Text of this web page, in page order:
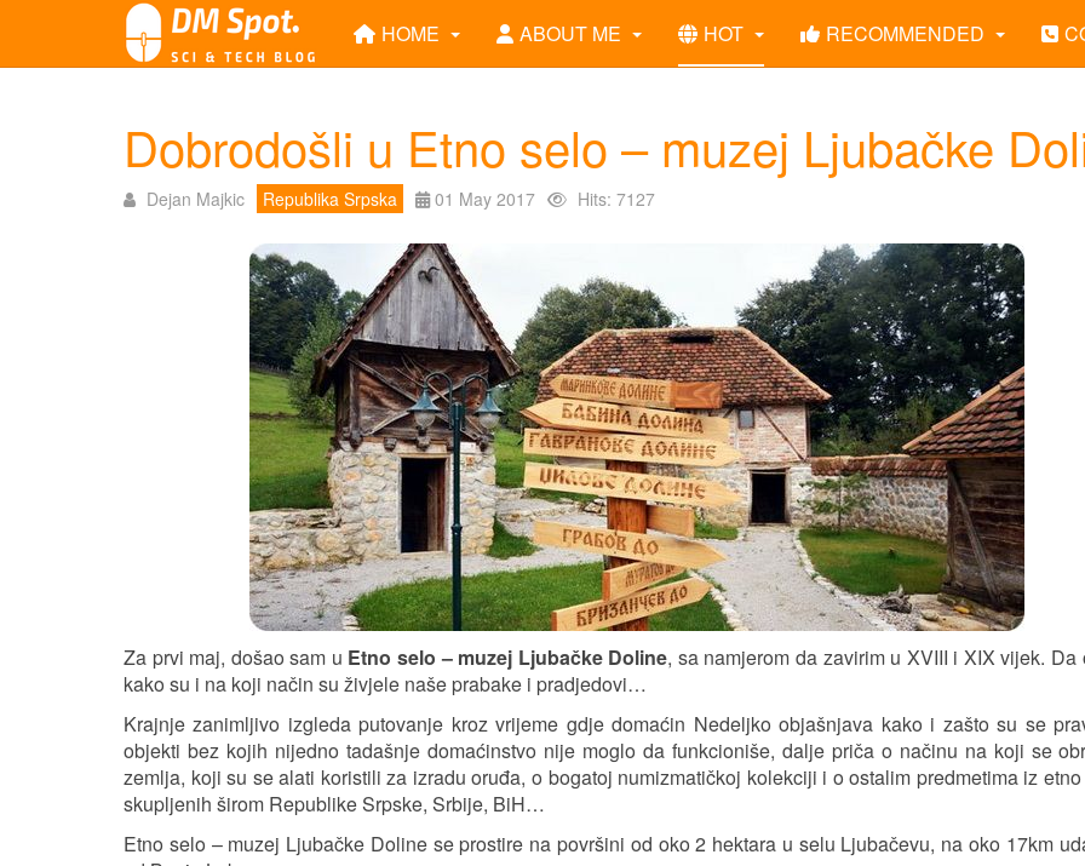
HOME ABOUT ME HOT RECOMMENDED
Dobrodošli u Etno selo – muzej Ljubačke
Dejan Majkic Republika Srpska 01 May 2017 Hits: 7127
Za prvi maj, došao sam u Etno selo – muzej Ljubačke Doline, sa namjerom da zavirim u XVIII i XIX vijek. Da
kako su i na koji način su živjele naše prabake i pradjedovi…
Krajnje zanimljivo izgleda putovanje kroz vrijeme gdje domaćin Nedeljko objašnjava kako i zašto su se
objekti bez kojih nijedno tadašnje domaćinstvo nije moglo da funkcioniše, dalje priča o načinu na koji se
zemlja, koji su se alati koristili za izradu oruđa, o bogatoj numizmatičkoj kolekciji i o ostalim predmetima iz
skupljenih širom Republike Srpske, Srbije, BiH…
Etno selo – muzej Ljubačke Doline se prostire na površini od oko 2 hektara u selu Ljubačevu, na oko 17km